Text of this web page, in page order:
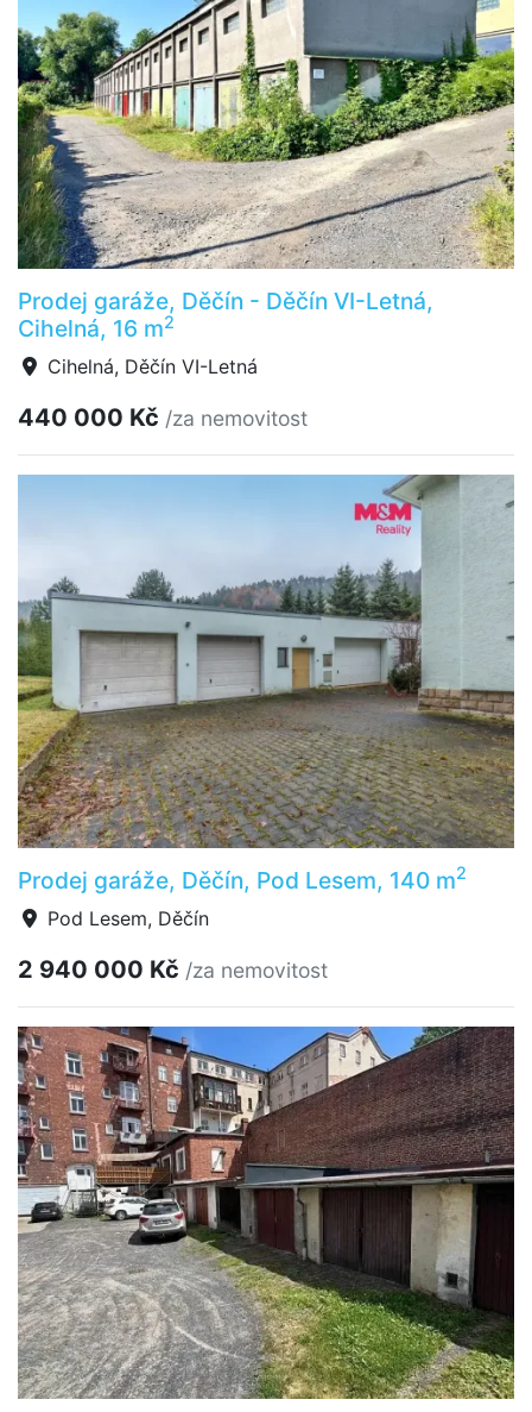
Prodej garáže, Děčín - Děčín VI-Letná,
Cihelná, 16 m2
Cihelná, Děčín VI-Letná
440 000 Kč /za nemovitost
Prodej garáže, Děčín, Pod Lesem, 140 m2
Pod Lesem, Děčín
2 940 000 Kč /za nemovitost